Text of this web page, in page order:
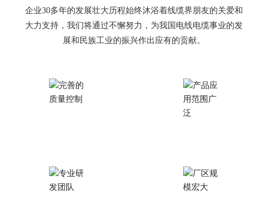
企业30多年的发展壮大历程始终沐浴着线缆界朋友的关爱和
大力支持，我们将通过不懈努力，为我国电线电缆事业的发
展和民族工业的振兴作出应有的贡献。